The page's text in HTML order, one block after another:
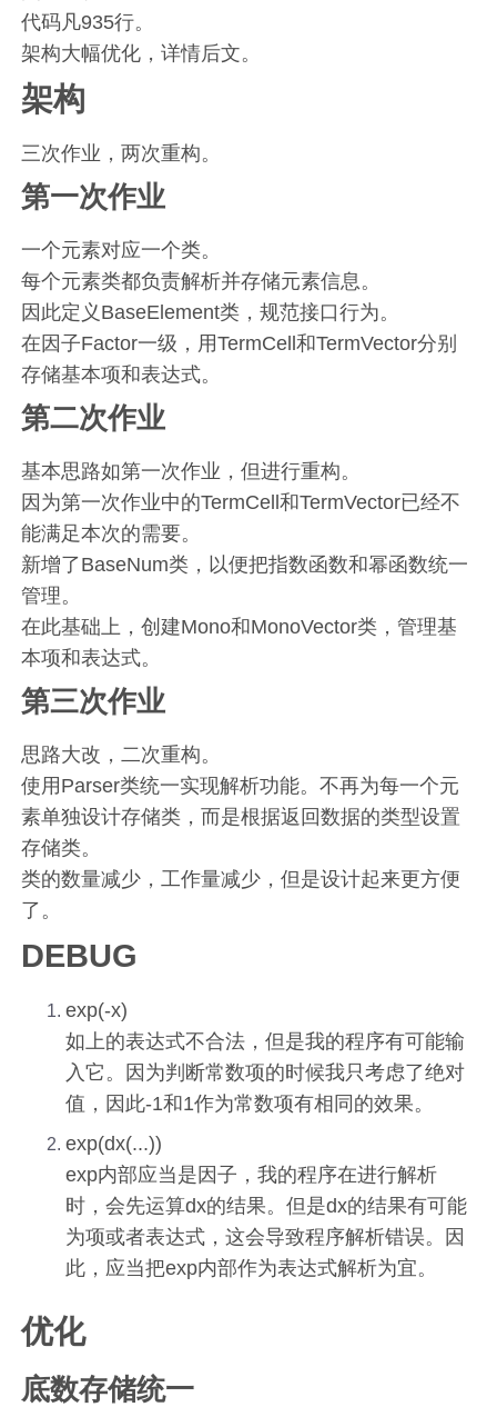
代码凡935行。
架构大幅优化，详情后文。
架构
三次作业，两次重构。
第一次作业
一个元素对应一个类。
每个元素类都负责解析并存储元素信息。
因此定义BaseElement类，规范接口行为。
在因子Factor一级，用TermCell和TermVector分别
存储基本项和表达式。
第二次作业
基本思路如第一次作业，但进行重构。
因为第一次作业中的TermCell和TermVector已经不
能满足本次的需要。
新增了BaseNum类，以便把指数函数和幂函数统一
管理。
在此基础上，创建Mono和MonoVector类，管理基
本项和表达式。
第三次作业
思路大改，二次重构。
使用Parser类统一实现解析功能。不再为每一个元
素单独设计存储类，而是根据返回数据的类型设置
存储类。
类的数量减少，工作量减少，但是设计起来更方便
了。
DEBUG
exp(-x)
如上的表达式不合法，但是我的程序有可能输
入它。因为判断常数项的时候我只考虑了绝对
值，因此-1和1作为常数项有相同的效果。
exp(dx(...))
exp内部应当是因子，我的程序在进行解析
时，会先运算dx的结果。但是dx的结果有可能
为项或者表达式，这会导致程序解析错误。因
此，应当把exp内部作为表达式解析为宜。
优化
底数存储统一